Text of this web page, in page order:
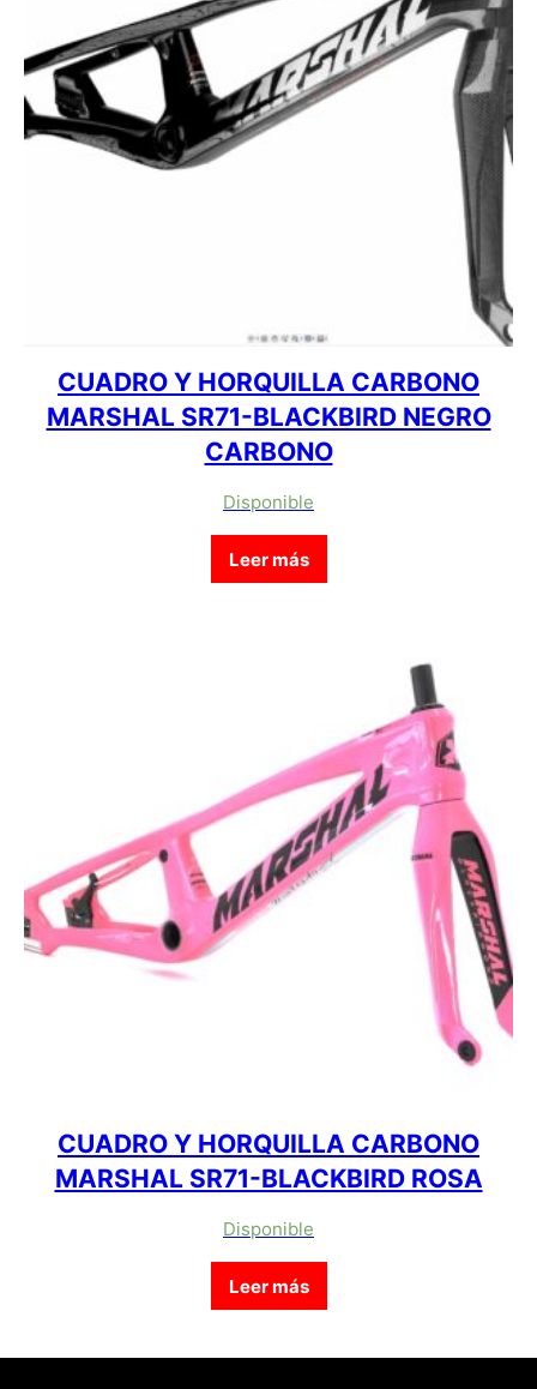
CUADRO Y HORQUILLA CARBONO
MARSHAL SR71-BLACKBIRD NEGRO
CARBONO
Disponible
Leer más
CUADRO Y HORQUILLA CARBONO
MARSHAL SR71-BLACKBIRD ROSA
Disponible
Leer más